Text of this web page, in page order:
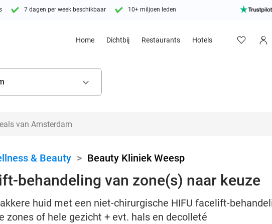
7 dagen per week beschikbaar 10+ miljoen leden
Home Dichtbij Restaurants Hotels
keyboard_arrow_down
& Beauty > Beauty Kliniek Weesp
behandeling van zone(s) naar keuze
huid met een niet-chirurgische HIFU facelift-
zones of hele gezicht + evt. hals en decolleté